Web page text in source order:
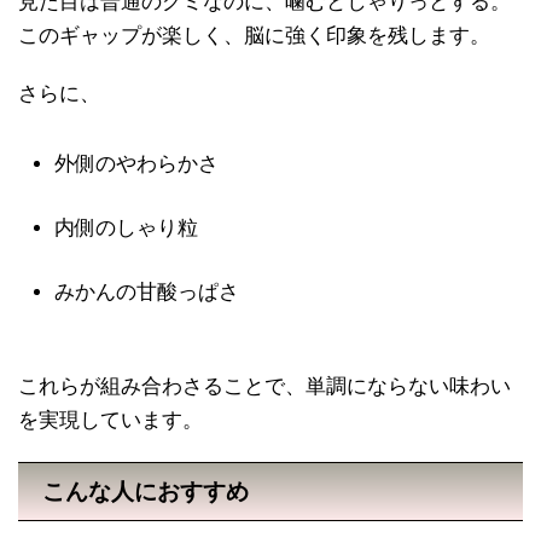
このギャップが楽しく、脳に強く印象を残します。
さらに、
外側のやわらかさ
内側のしゃり粒
みかんの甘酸っぱさ
これらが組み合わさることで、単調にならない味わい
を実現しています。
こんな人におすすめ